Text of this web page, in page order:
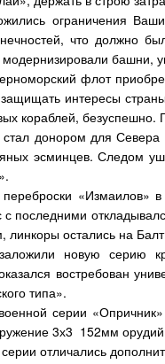
ограничения
что должно
башни,
флот
интересы
кораблей,
донором для
эсминцев. Следом
переброски «Измаилов»
последними
остались на
новую серию
востребован
типа».
серии
3х3 152мм
отличались